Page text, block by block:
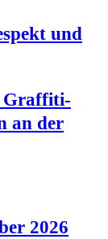
und
Graf­fi­ti-
an der
2026